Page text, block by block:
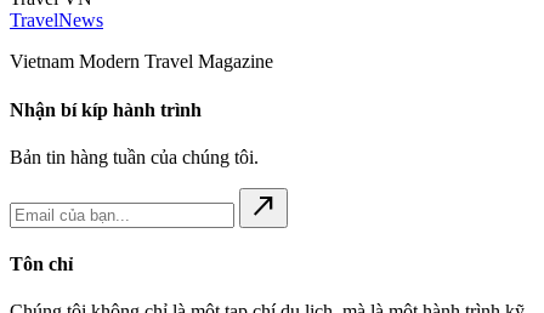
TravelNews
Vietnam Modern Travel Magazine
Nhận bí kíp hành trình
Bản tin hàng tuần của chúng tôi.
north_east
Tôn chỉ